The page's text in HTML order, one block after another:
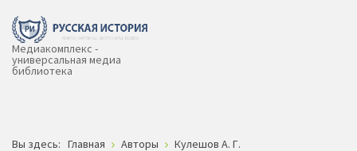
Медиакомплекс -
универсальная медиа
библиотека
Вы здесь: Главная Авторы Кулешов А. Г.